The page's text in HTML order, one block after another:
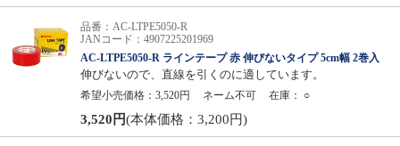
品番：AC-LTPE5050-R
JANコード：4907225201969
AC-LTPE5050-R ラインテープ 赤 伸びないタイプ 5cm幅 2巻入
伸びないので、直線を引くのに適しています。
希望小売価格：3,520円
ネーム不可 在庫： ○
3,520円(本体価格：3,200円)